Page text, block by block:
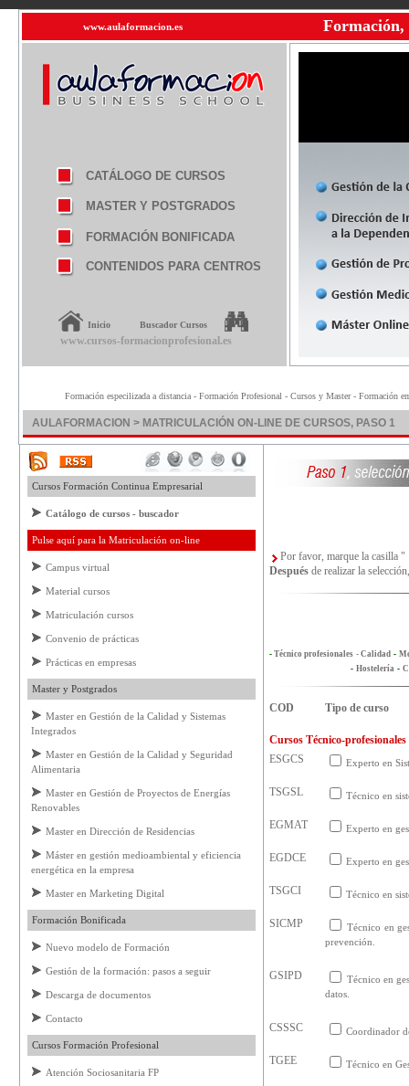
www.aulaformacion.es
CATÁLOGO DE CURSOS
MASTER Y POSTGRADOS
FORMACIÓN BONIFICADA
CONTENIDOS PARA CENTROS
Inicio Buscador Cursos
www.cursos-formacionprofesional.es
Formación especilizada a distancia - Formación Profesional - Cursos y Master - Formación
AULAFORMACION > MATRICULACIÓN ON-LINE DE CURSOS, PASO 1
Cursos Formación Continua Empresarial
Catálogo de cursos - buscador
Pulse aquí para la Matriculación on-line
Campus virtual
Material cursos
Matriculación cursos
Convenio de prácticas
Prácticas en empresas
Master y Postgrados
Master en Gestión de la Calidad y Sistemas
Integrados
Master en Gestión de la Calidad y Seguridad
Alimentaria
Master en Gestión de Proyectos de Energías
Renovables
Master en Dirección de Residencias
Máster en gestión medioambiental y eficiencia
energética en la empresa
Master en Marketing Digital
Formación Bonificada
Nuevo modelo de Formación
Gestión de la formación: pasos a seguir
Descarga de documentos
Contacto
Cursos Formación Profesional
Atención Sociosanitaria FP
Por favor, marque la casilla"
Después de realizar la
- Técnico profesionales - Calidad -
-Hostelería -
COD Tipo de curso
Cursos Técnico-profesionales
ESGCS
Experto en
TSGSL Técnico en
EGMAT Experto en
EGDCE Experto en
TSGCI Técnico en
SICMP
Técnico en
prevención.
GSIPD
Técnico en
datos.
CSSSC Coordinador
TGEE Técnico en